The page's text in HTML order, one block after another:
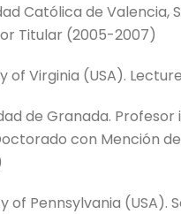
Católica de Valencia,
Titular (2005-2007)
of Virginia (USA).
de Granada. Profesor
con Mención
of Pennsylvania (USA).